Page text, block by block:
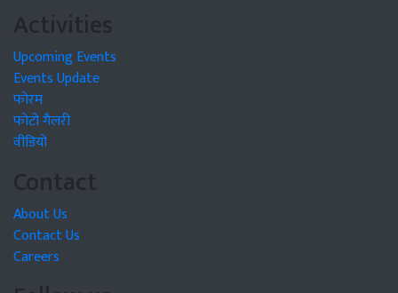
Activities
Upcoming Events
Events Update
फोरम
फोटो गैलरी
वीडियो
Contact
About Us
Contact Us
Careers